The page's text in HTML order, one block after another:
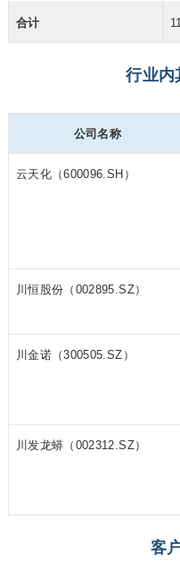
合计
行业内
公司名称
云天化（600096.SH）
川恒股份（002895.SZ）
川金诺 （300505.SZ）
川发龙蟒 （002312.SZ）
客